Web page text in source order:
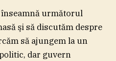
următorul
şi să discutăm despre
să ajungem la un
dar guvern